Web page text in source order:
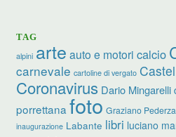
TAG
alpini arte auto e motori calcio
carnevale cartoline di vergato
Coronavirus Dario Mingarelli
porrettana foto Graziano
inaugurazione Labante libri luciano